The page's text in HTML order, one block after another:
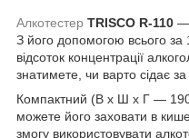
Алкотестер TRISCO R-110 —
З його допомогою всього за
відсоток концентрації
знатимете, чи варто сідає
Компактний (В x Ш x Г —
можете його заховати в
змогу використовувати